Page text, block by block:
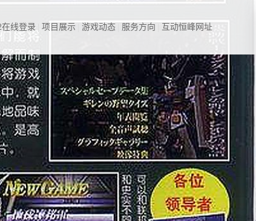
在线登录 项目展示 游戏动态 服务方向 互动恒峰网址